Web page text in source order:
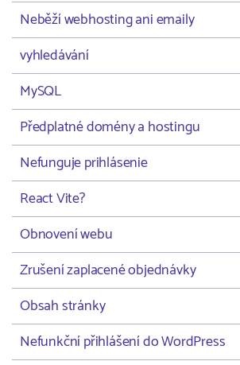
Neběží webhosting ani emaily
vyhledávání
MySQL
Předplatné domény a hostingu
Nefunguje prihlásenie
React Vite?
Obnovení webu
Zrušení zaplacené objednávky
Obsah stránky
Nefunkční přihlášení do WordPress